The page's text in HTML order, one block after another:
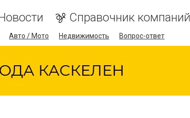
Справочник компаний
Авто / Мото Недвижимость Вопрос-ответ